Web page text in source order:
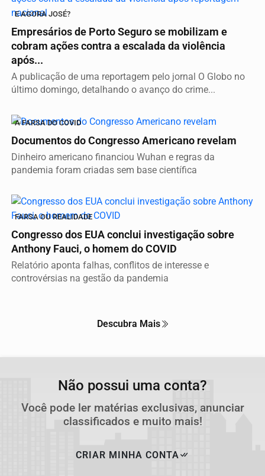
E AGORA JOSÉ?
Empresários de Porto Seguro se mobilizam e
cobram ações contra a escalada da violência
após...
A publicação de uma reportagem pelo jornal O Globo no
último domingo, detalhando o avanço do crime...
A FARSA DO COVID
Documentos do Congresso Americano revelam
Dinheiro americano financiou Wuhan e regras da
pandemia foram criadas sem base científica
FARSA OU REALIDADE
Congresso dos EUA conclui investigação sobre
Anthony Fauci, o homem do COVID
Relatório aponta falhas, conflitos de interesse e
controvérsias na gestão da pandemia
Descubra Mais
Não possui uma conta?
Você pode ler matérias exclusivas, anunciar
classificados e muito mais!
CRIAR MINHA CONTA